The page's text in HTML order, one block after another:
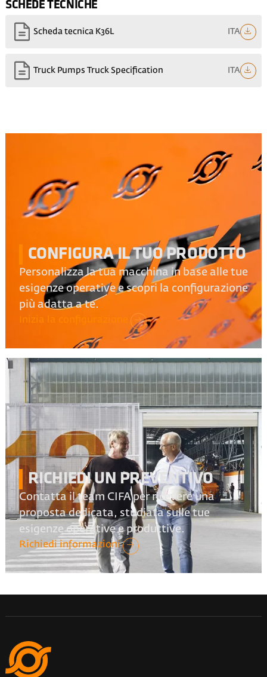
SCHEDE TECNICHE
Scheda tecnica K36L ITA
Truck Pumps Truck Specification ITA
CONFIGURA IL TUO PRODOTTO
Personalizza la tua macchina in base alle tue
esigenze operative e scopri la configurazione
più adatta a te.
Inizia la configurazione
RICHIEDI UN PREVENTIVO
Contatta il team CIFA per ricevere una
proposta dedicata, studiata sulle tue
esigenze operative e produttive.
Richiedi informazioni